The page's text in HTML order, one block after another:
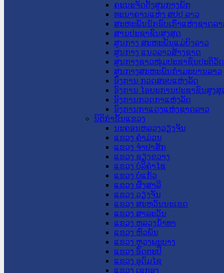
ຄະນະຈັດຕັ້ງສູນກາງພັກ
ທະນາຄານແຫ່ງ ສປປ ລາວ
ສະຫະພັນນັກຮົບເກົ່າແຫ່ງຊາດລາ
ສານປະຊາຊົນສູງສຸດ
ສູນກາງ ສະຫະພັນແມ່ຍິງລາວ
ສູນກາງ ແນວລາວສ້າງຊາດ
ສູນກາງຊາວໜຸ່ມປະຊາຊົນປະຕິວັ
ສູນກາງສະຫະພັນກຳມະບານລາວ
ອົງການ ກວດສອບແຫ່ງລັດ
ອົງການ ໄອຍະການປະຊາຊົນສູງສຸ
ອົງການກວດກາແຫ່ງລັດ
ອົງການກາແດງແຫ່ງຊາດລາວ
ນິຕິກໍາຂັ້ນແຂວງ
ນະ​ຄອນ​ຫລວງວຽງຈັນ
ແຂວງ ຄໍາມ່ວນ
ແຂວງ ຈໍາປາສັກ
ແຂວງ ຊຽງຂວາງ
ແຂວງ ບໍລິຄໍາໄຊ
ແຂວງ ບໍ່ແກ້ວ
ແຂວງ ຜົ້ງສາລີ
ແຂວງ ວຽງຈັນ
ແຂວງ ສະຫວັນນະເຂດ
ແຂວງ ສາລະວັນ
ແຂວງ ຫລວງນໍ້າທາ
ແຂວງ ຫົວພັນ
ແຂວງ ຫຼວງພະບາງ
ແຂວງ ອັດຕະປື
ແຂວງ ອຸດົມໄຊ
ແຂວງ ເຊກອງ